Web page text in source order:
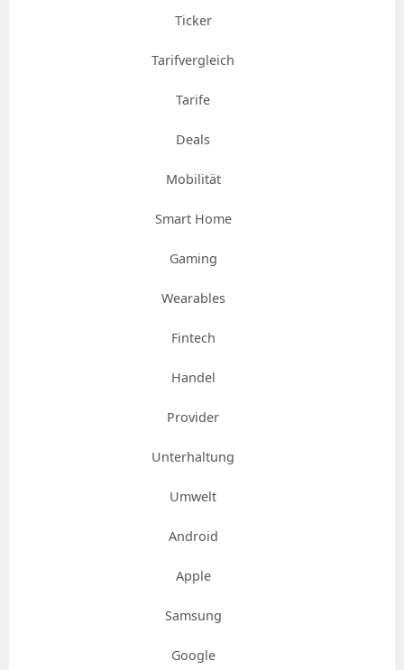
Ticker
Tarifvergleich
Tarife
Deals
Mobilität
Smart Home
Gaming
Wearables
Fintech
Handel
Provider
Unterhaltung
Umwelt
Android
Apple
Samsung
Google